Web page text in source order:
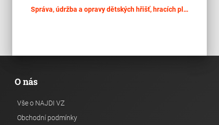
Správa, údržba a opravy dětských hřišť, hracích ploch – hřišť, volných herních ploch a mobiliáře ve správním území města Neratovice
O nás
Vše o NAJDI VZ
Obchodní podmínky